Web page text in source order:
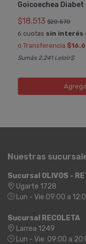
Goicoechea Diabet
$18.513 $20.570
6 cuotas sin interés
ó Transferencia
Sumás 2.241 Leloir$
Nuestras
Sucursal OLIVOS -
Ugarte 1728
Lun - Vie 09:00 a
Sucursal RECOLETA
Larrea 1249
Lun - Vie: 09:00 a